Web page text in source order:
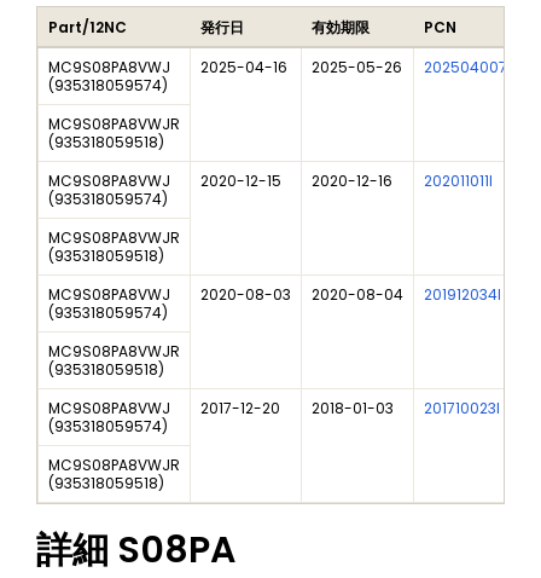
Part/12NC 発行日 有効期限 PCN
MC9S08PA8VWJ
(935318059574)
2025-04-16 2025-05-26 202504007I
MC9S08PA8VWJR
(935318059518)
MC9S08PA8VWJ
(935318059574)
2020-12-15 2020-12-16 202011011I
MC9S08PA8VWJR
(935318059518)
MC9S08PA8VWJ
(935318059574)
2020-08-03 2020-08-04 201912034I
MC9S08PA8VWJR
(935318059518)
MC9S08PA8VWJ
(935318059574)
2017-12-20 2018-01-03 201710023I
MC9S08PA8VWJR
(935318059518)
詳細 S08PA